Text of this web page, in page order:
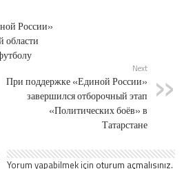
России»
области
Next
При поддержке «Единой России»
завершился отборочный этап
«Политических боёв» в
Татарстане
Yorum yapabilmek için oturum açmalısınız.